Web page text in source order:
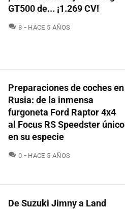
GT500 de... ¡1.269 CV!
8 COMENTARIOS
HACE 5 AÑOS
Preparaciones de coches en
Rusia: de la inmensa
furgoneta Ford Raptor 4x4
al Focus RS Speedster único
en su especie
0 COMENTARIOS
HACE 5 AÑOS
De Suzuki Jimny a Land